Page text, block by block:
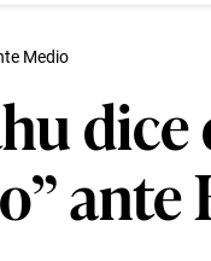
Medio
dice
ante